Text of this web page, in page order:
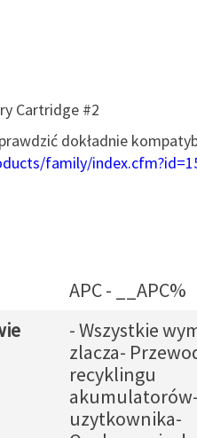
Cartridge #2
dokładnie
family/
APC - __APC%
- Wszystkie
zlacza-
recyklingu
uzytkownika-